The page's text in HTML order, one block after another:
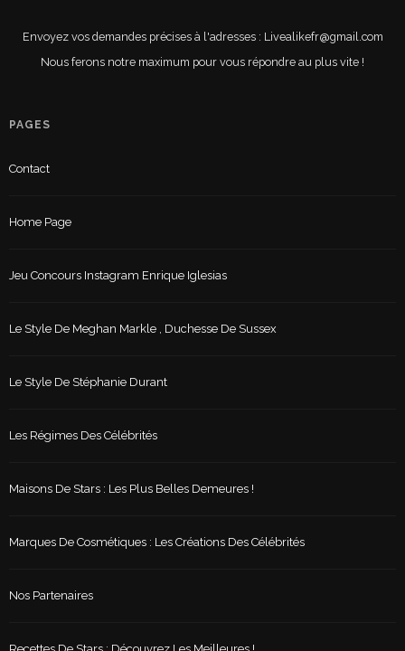
Envoyez vos demandes précises à l'adresses : Livealikefr@gmail.com
Nous ferons notre maximum pour vous répondre au plus vite !
PAGES
Contact
Home Page
Jeu Concours Instagram Enrique Iglesias
Le Style De Meghan Markle , Duchesse De Sussex
Le Style De Stéphanie Durant
Les Régimes Des Célébrités
Maisons De Stars : Les Plus Belles Demeures !
Marques De Cosmétiques : Les Créations Des Célébrités
Nos Partenaires